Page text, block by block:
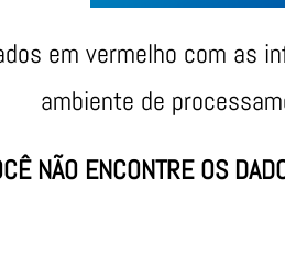
em vermelho com as
ambiente de
NÃO ENCONTRE OS